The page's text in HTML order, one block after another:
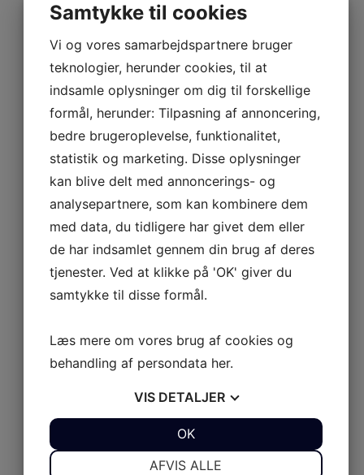
AL 16
Udforsk Lammina UL
UL 7,5
UL 8
UL 9
UL 10
Udforsk AB Rider
AB Rider
AB JET Luk AB JET Åbn AB JET
450 Diesel
SERIE XP
XP 350
XP 430
XP 465
SERIE S
Samtykke til cookies
Vi og vores samarbejdspartnere bruger
teknologier, herunder cookies, til at
indsamle oplysninger om dig til forskellige
formål, herunder: Tilpasning af annoncering,
bedre brugeroplevelse, funktionalitet,
statistik og marketing. Disse oplysninger
kan blive delt med annoncerings- og
analysepartnere, som kan kombinere dem
med data, du tidligere har givet dem eller
de har indsamlet gennem din brug af deres
tjenester. Ved at klikke på 'OK' giver du
samtykke til disse formål.
Læs mere om vores brug af cookies og
behandling af persondata her.
VIS DETALJER
AFVIS ALLE
OK